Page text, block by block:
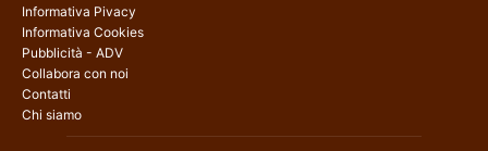
Informativa Pivacy
Informativa Cookies
Pubblicità - ADV
Collabora con noi
Contatti
Chi siamo